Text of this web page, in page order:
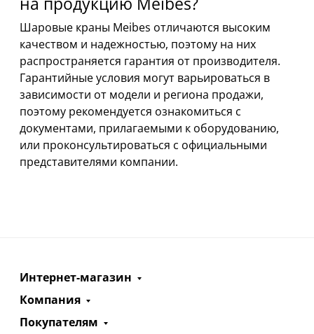
Шаровые краны Meibes отличаются высоким
качеством и надежностью, поэтому на них
распространяется гарантия от производителя.
Гарантийные условия могут варьироваться в
зависимости от модели и региона продажи,
поэтому рекомендуется ознакомиться с
документами, прилагаемыми к оборудованию,
или проконсультироваться с официальными
представителями компании.
Интернет-магазин
Компания
Покупателям